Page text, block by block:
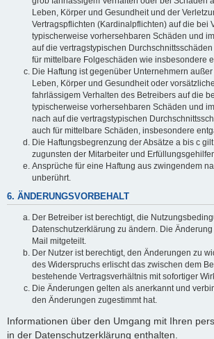
Leben, Körper und Gesundheit und der
Vertragspflichten (Kardinalpflichten) auf die bei
typischerweise vorhersehbaren Schäden und
auf die vertragstypischen
für mittelbare Folgeschäden wie insbesondere
Die Haftung ist gegenüber Unternehmern
Leben, Körper und Gesundheit oder
fahrlässigem Verhalten des Betreibers auf die
typischerweise vorhersehbaren Schäden und
nach auf die vertragstypischen
auch für mittelbare Schäden, insbesondere
Die Haftungsbegrenzung der Absätze a bis c
zugunsten der Mitarbeiter und
Ansprüche für eine Haftung aus zwingendem
unberührt.
6. ÄNDERUNGSVORBEHALT
Der Betreiber ist berechtigt, die
Datenschutzerklärung zu ändern. Die
Mail mitgeteilt.
Der Nutzer ist berechtigt, den Änderungen zu
des Widerspruchs erlischt das zwischen dem
bestehende Vertragsverhältnis mit sofortiger
Die Änderungen gelten als anerkannt und
den Änderungen zugestimmt hat.
Informationen über den Umgang mit Ihren
in der Datenschutzerklärung enthalten.